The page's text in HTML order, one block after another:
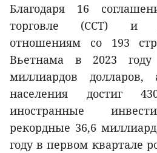
Благодаря 16
торговле (ССТ) и
отношениям со 193
Вьетнама в 2023
миллиардов
населения достиг
иностранные
рекордные 36,6
году в первом квартале